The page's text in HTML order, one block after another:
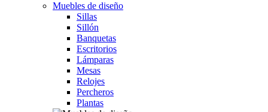
Muebles de diseño
Sillas
Sillón
Banquetas
Escritorios
Lámparas
Mesas
Relojes
Percheros
Plantas